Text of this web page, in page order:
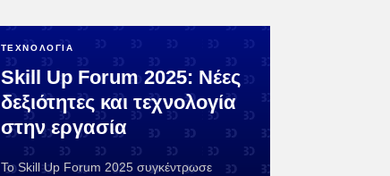
ΤΕΧΝΟΛΟΓΙΑ
Skill Up Forum 2025: Νέες
δεξιότητες και τεχνολογία
στην εργασία
Το Skill Up Forum 2025 συγκέντρωσε